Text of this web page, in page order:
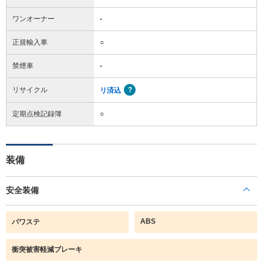
ワンオーナー -
正規輸入車 ○
禁煙車 -
リサイクル リ済込
定期点検記録簿 ○
装備
安全装備
パワステ ABS
衝突被害軽減ブレーキ